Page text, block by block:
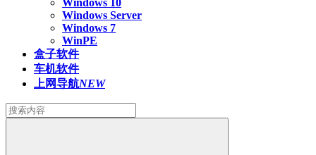
Windows 10
Windows Server
Windows 7
WinPE
盒子软件
车机软件
上网导航NEW